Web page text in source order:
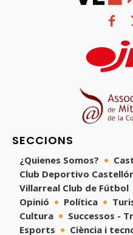
SECCIONS
¿Quienes Somos?
Club Deportivo
Villarreal Club de Fútbol
Opinió
Política
Cultura
Successos -
Esports
Ciència i